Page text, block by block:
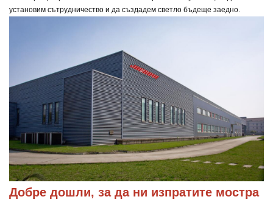
установим сътрудничество и да създадем светло бъдеще заедно.
Добре дошли, за да ни изпратите мостра